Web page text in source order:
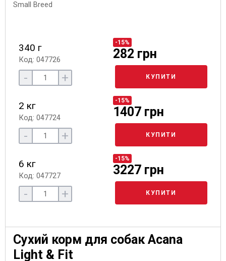
340 г
Код: 047726
-15%
282 грн
- + КУПИТИ
2 кг
Код: 047724
-15%
1407 грн
- + КУПИТИ
6 кг
Код: 047727
-15%
3227 грн
- + КУПИТИ
Сухий корм для собак Acana
Light & Fit